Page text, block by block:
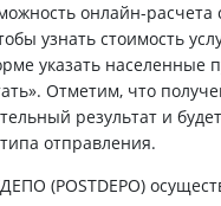
онлайн-расчета
узнать стоимость
указать населенные
Отметим, что
результат и
отправления.
(POSTDEPO)